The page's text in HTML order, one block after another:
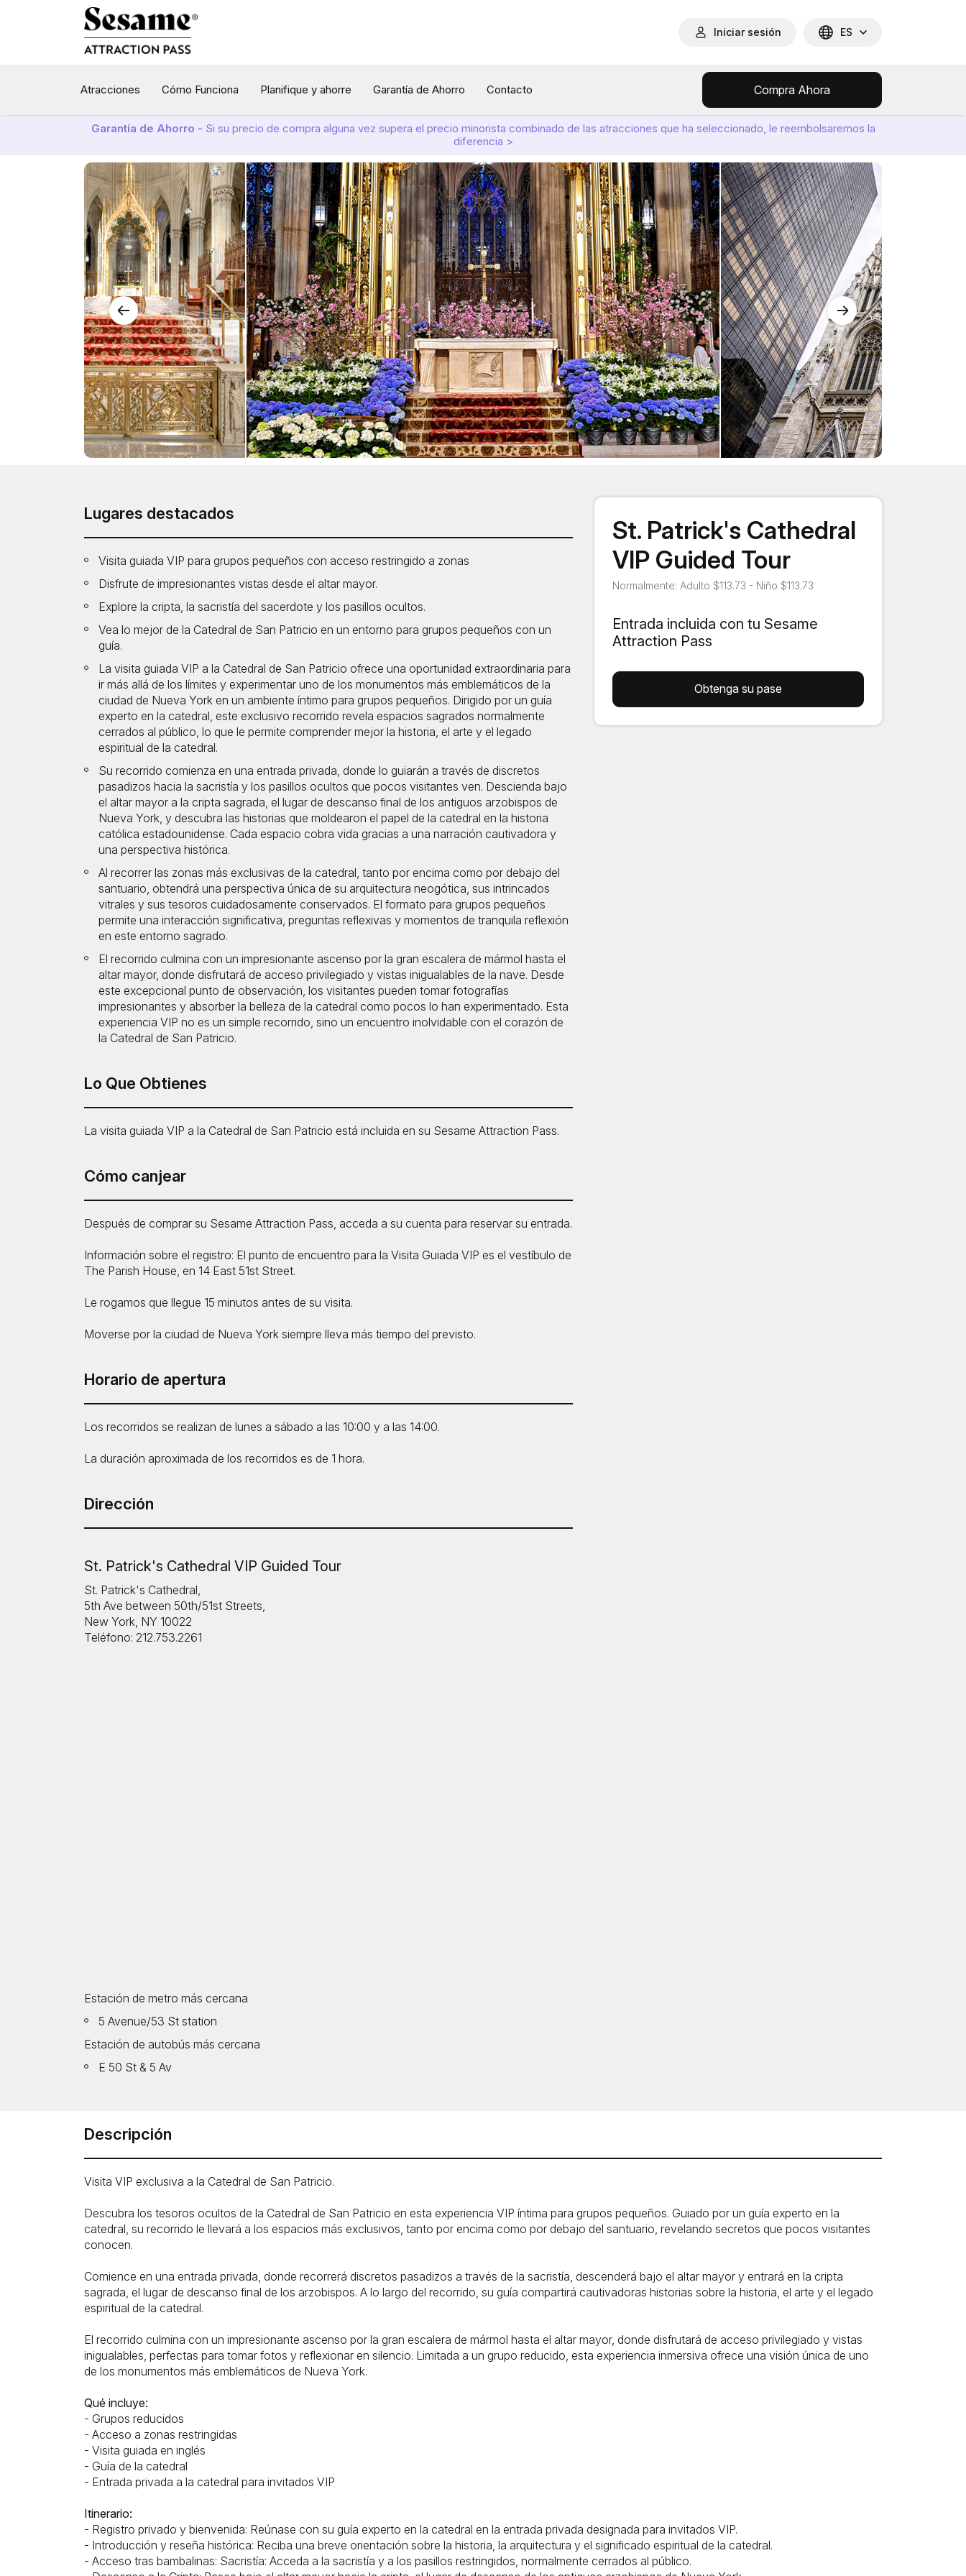
Iniciar sesión ES
Atracciones Cómo Funciona Planifique y ahorre Garantía de Ahorro Contacto Compra Ahora
Garantía de Ahorro - Si su precio de compra alguna vez supera el precio minorista combinado de las atracciones que ha seleccionado, le reembolsaremos la
diferencia >
St. Patrick's Cathedral
VIP Guided Tour
Normalmente: Adulto $113.73 - Niño $113.73
Entrada incluida con tu Sesame
Attraction Pass
Obtenga su pase
Lugares destacados
Visita guiada VIP para grupos pequeños con acceso restringido a zonas
Disfrute de impresionantes vistas desde el altar mayor.
Explore la cripta, la sacristía del sacerdote y los pasillos ocultos.
Vea lo mejor de la Catedral de San Patricio en un entorno para grupos pequeños con un
guía.
La visita guiada VIP a la Catedral de San Patricio ofrece una oportunidad extraordinaria para
ir más allá de los límites y experimentar uno de los monumentos más emblemáticos de la
ciudad de Nueva York en un ambiente íntimo para grupos pequeños. Dirigido por un guía
experto en la catedral, este exclusivo recorrido revela espacios sagrados normalmente
cerrados al público, lo que le permite comprender mejor la historia, el arte y el legado
espiritual de la catedral.
Su recorrido comienza en una entrada privada, donde lo guiarán a través de discretos
pasadizos hacia la sacristía y los pasillos ocultos que pocos visitantes ven. Descienda bajo
el altar mayor a la cripta sagrada, el lugar de descanso final de los antiguos arzobispos de
Nueva York, y descubra las historias que moldearon el papel de la catedral en la historia
católica estadounidense. Cada espacio cobra vida gracias a una narración cautivadora y
una perspectiva histórica.
Al recorrer las zonas más exclusivas de la catedral, tanto por encima como por debajo del
santuario, obtendrá una perspectiva única de su arquitectura neogótica, sus intrincados
vitrales y sus tesoros cuidadosamente conservados. El formato para grupos pequeños
permite una interacción significativa, preguntas reflexivas y momentos de tranquila reflexión
en este entorno sagrado.
El recorrido culmina con un impresionante ascenso por la gran escalera de mármol hasta el
altar mayor, donde disfrutará de acceso privilegiado y vistas inigualables de la nave. Desde
este excepcional punto de observación, los visitantes pueden tomar fotografías
impresionantes y absorber la belleza de la catedral como pocos lo han experimentado. Esta
experiencia VIP no es un simple recorrido, sino un encuentro inolvidable con el corazón de
la Catedral de San Patricio.
Lo Que Obtienes
La visita guiada VIP a la Catedral de San Patricio está incluida en su Sesame Attraction Pass.
Cómo canjear
Después de comprar su Sesame Attraction Pass, acceda a su cuenta para reservar su entrada.
Información sobre el registro: El punto de encuentro para la Visita Guiada VIP es el vestíbulo de
The Parish House, en 14 East 51st Street.
Le rogamos que llegue 15 minutos antes de su visita.
Moverse por la ciudad de Nueva York siempre lleva más tiempo del previsto.
Horario de apertura
Los recorridos se realizan de lunes a sábado a las 10:00 y a las 14:00.
La duración aproximada de los recorridos es de 1 hora.
Dirección
St. Patrick's Cathedral VIP Guided Tour
St. Patrick's Cathedral,
5th Ave between 50th/51st Streets,
New York, NY 10022
Teléfono: 212.753.2261
Estación de metro más cercana
5 Avenue/53 St station
Estación de autobús más cercana
E 50 St & 5 Av
Descripción
Visita VIP exclusiva a la Catedral de San Patricio.
Descubra los tesoros ocultos de la Catedral de San Patricio en esta experiencia VIP íntima para grupos pequeños. Guiado por un guía experto en la
catedral, su recorrido le llevará a los espacios más exclusivos, tanto por encima como por debajo del santuario, revelando secretos que pocos visitantes
conocen.
Comience en una entrada privada, donde recorrerá discretos pasadizos a través de la sacristía, descenderá bajo el altar mayor y entrará en la cripta
sagrada, el lugar de descanso final de los arzobispos. A lo largo del recorrido, su guía compartirá cautivadoras historias sobre la historia, el arte y el legado
espiritual de la catedral.
El recorrido culmina con un impresionante ascenso por la gran escalera de mármol hasta el altar mayor, donde disfrutará de acceso privilegiado y vistas
inigualables, perfectas para tomar fotos y reflexionar en silencio. Limitada a un grupo reducido, esta experiencia inmersiva ofrece una visión única de uno
de los monumentos más emblemáticos de Nueva York.
Qué incluye:
- Grupos reducidos
- Acceso a zonas restringidas
- Visita guiada en inglés
- Guía de la catedral
- Entrada privada a la catedral para invitados VIP
Itinerario:
- Registro privado y bienvenida: Reúnase con su guía experto en la catedral en la entrada privada designada para invitados VIP.
- Introducción y reseña histórica: Reciba una breve orientación sobre la historia, la arquitectura y el significado espiritual de la catedral.
- Acceso tras bambalinas: Sacristía: Acceda a la sacristía y a los pasillos restringidos, normalmente cerrados al público.